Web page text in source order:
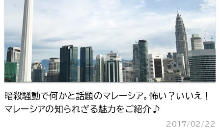
暗殺騒動で何かと話題のマレーシア。怖い？いいえ！
マレーシアの知られざる魅力をご紹介♪
2017/02/22